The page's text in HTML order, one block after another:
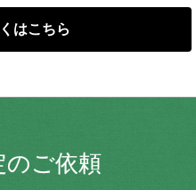
はこちら
のご依頼